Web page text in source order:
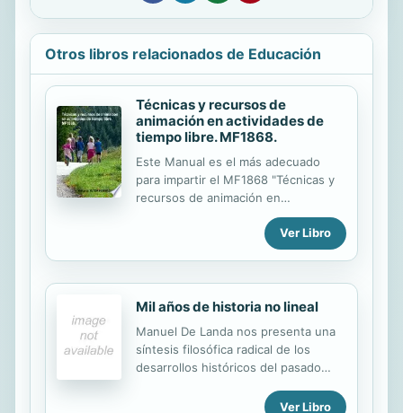
Otros libros relacionados de Educación
Técnicas y recursos de
animación en actividades de
tiempo libre. MF1868.
Este Manual es el más adecuado
para impartir el MF1868 "Técnicas y
recursos de animación en
actividades de tiempo libre" de los
Certificados de Profesionalidad, y
cumple fielmente con los contenidos
gratuitamente las soluciones a todas
las actividades y al examen final en el
Capacidades que se adquieren con
este Manual: - Aplicar técnicas de
animación, expresión y creatividad
combinándolas entre sí, con base en
Ver Libro
Mil años de historia no lineal
Manuel De Landa nos presenta una
síntesis filosófica radical de los
desarrollos históricos del pasado
lineal esboza una renovada yVer Libro